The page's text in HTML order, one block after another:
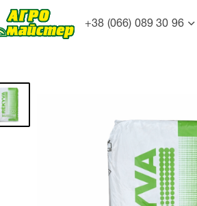
+38 (066) 089 30 96